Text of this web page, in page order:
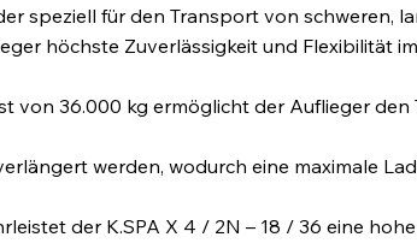
speziell für den Transport von schweren,
höchste Zuverlässigkeit und Flexibilität
von 36.000 kg ermöglicht der Auflieger
werden, wodurch eine maximale
der K.SPA X 4 / 2N – 18 / 36 eine